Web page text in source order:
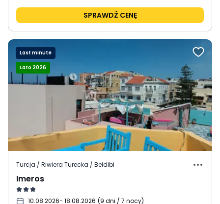
SPRAWDŹ CENĘ
Last minute
Lato 2026
Turcja / Riwiera Turecka / Beldibi
Imeros
10.08.2026- 18.08.2026 (9 dni / 7 nocy)